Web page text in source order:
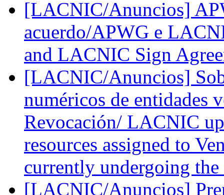
[LACNIC/Anuncios]
acuerdo/APWG e
and LACNIC Sign
[LACNIC/Anuncios]
numéricos de entidades
Revocación/ LACNIC
resources assigned to
currently undergoing
[LACNIC/Anuncios]